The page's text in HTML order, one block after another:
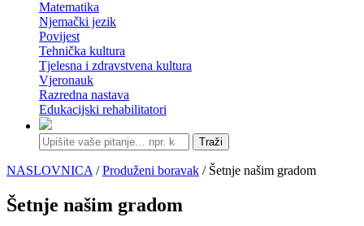
Matematika
Njemački jezik
Povijest
Tehnička kultura
Tjelesna i zdravstvena kultura
Vjeronauk
Razredna nastava
Edukacijski rehabilitatori
Traži
NASLOVNICA /Produženi boravak / Šetnje našim gradom
Šetnje našim gradom